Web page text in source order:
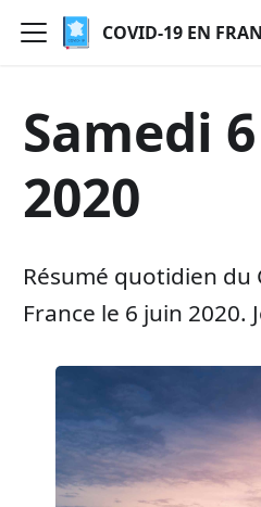
COVID-19 EN
Samedi
2020
Résumé quotidien du
France le 6 juin 2020.